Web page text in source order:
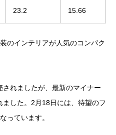
23.2 15.66
のインテリアが人気のコンパク
れましたが、最新のマイナー
した。2月18日には、待望のフ
っています。